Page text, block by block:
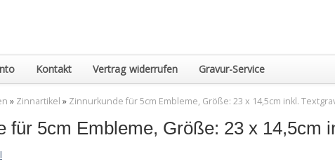
Kontakt Vertrag widerrufen Gravur-Service
» Zinnartikel » Zinnurkunde für 5cm Embleme, Größe: 23 x 14,5cm inkl.
für 5cm Embleme, Größe: 23 x 14,5cm